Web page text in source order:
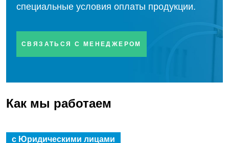
специальные условия оплаты продукции.
СВЯЗАТЬСЯ С МЕНЕДЖЕРОМ
Как мы работаем
с Юридическими лицами